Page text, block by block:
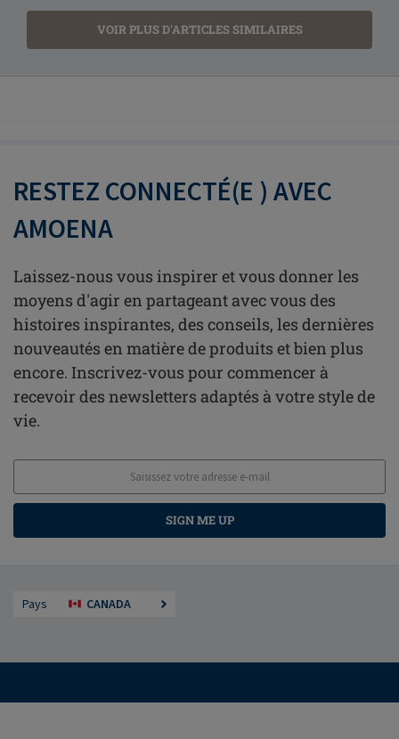
VOIR PLUS D'ARTICLES SIMILAIRES
RESTEZ CONNECTÉ(E ) AVEC
AMOENA
Laissez-nous vous inspirer et vous donner les
moyens d'agir en partageant avec vous des
histoires inspirantes, des conseils, les dernières
nouveautés en matière de produits et bien plus
encore. Inscrivez-vous pour commencer à
recevoir des newsletters adaptés à votre style de
vie.
SIGN ME UP
Pays CANADA